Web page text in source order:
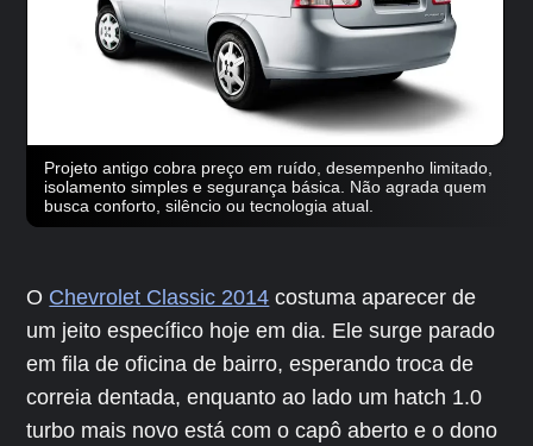
Projeto antigo cobra preço em ruído, desempenho limitado,
isolamento simples e segurança básica. Não agrada quem
busca conforto, silêncio ou tecnologia atual.
O Chevrolet Classic 2014 costuma aparecer de
um jeito específico hoje em dia. Ele surge parado
em fila de oficina de bairro, esperando troca de
correia dentada, enquanto ao lado um hatch 1.0
turbo mais novo está com o capô aberto e o dono